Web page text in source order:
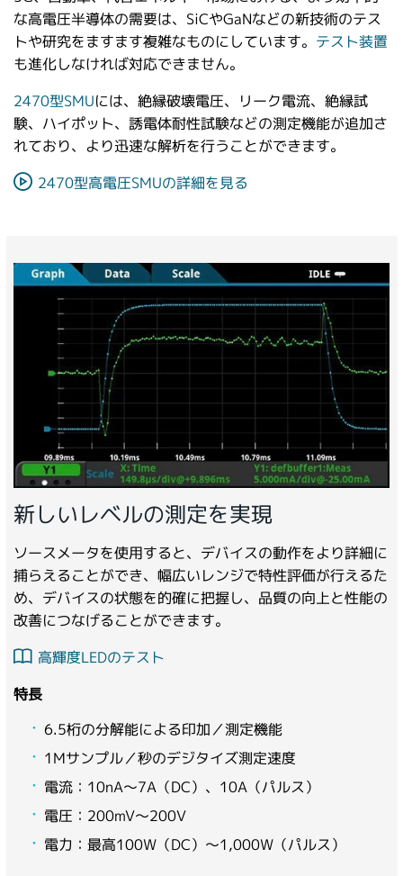
な高電圧半導体の需要は、SiCやGaNなどの新技術のテス
トや研究をますます複雑なものにしています。 テスト装置
も進化しなければ対応できません。
2470型SMUには、絶縁破壊電圧、リーク電流、絶縁試
験、ハイポット、誘電体耐性試験などの測定機能が追加さ
れており、より迅速な解析を行うことができます。
2470型高電圧SMUの詳細を見る
新しいレベルの測定を実現
ソースメータを使用すると、デバイスの動作をより詳細に
捕らえることができ、幅広いレンジで特性評価が行えるた
め、デバイスの状態を的確に把握し、品質の向上と性能の
改善につなげることができます。
高輝度LEDのテスト
特長
6.5桁の分解能による印加／測定機能
1Mサンプル／秒のデジタイズ測定速度
電流：10nA～7A（DC）、10A（パルス）
電圧：200mV～200V
電力：最高100W（DC）～1,000W（パルス）